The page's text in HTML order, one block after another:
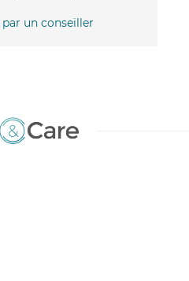
un conseiller